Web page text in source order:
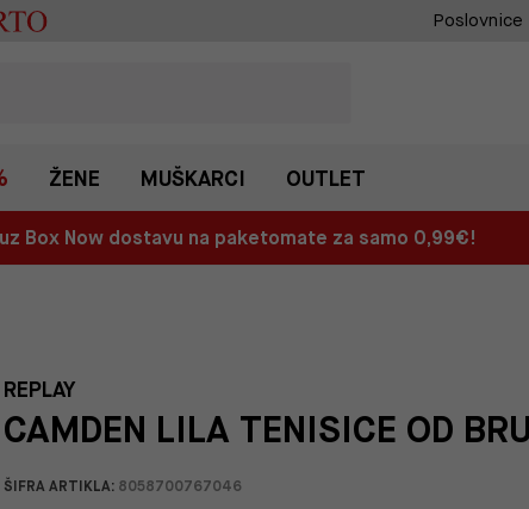
Poslovnice
ŽENE MUŠKARCI OUTLET
Box Now dostavu na paketomate za samo 0,99€!
REPLAY
CAMDEN LILA TENISICE OD
ŠIFRA ARTIKLA:8058700767046